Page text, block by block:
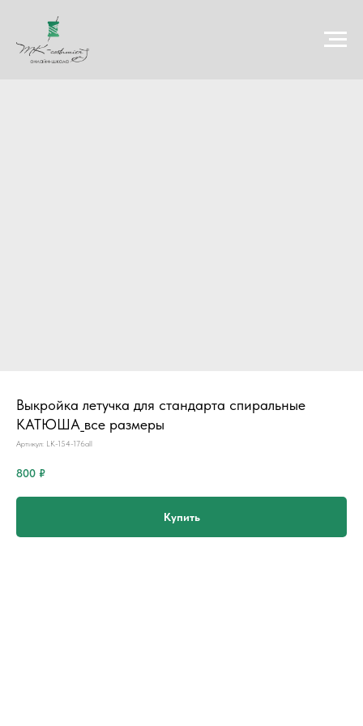
Выкройка летучка для стандарта спиральные
КАТЮША_все размеры
Артикул: LK-154-176all
800 ₽
Купить